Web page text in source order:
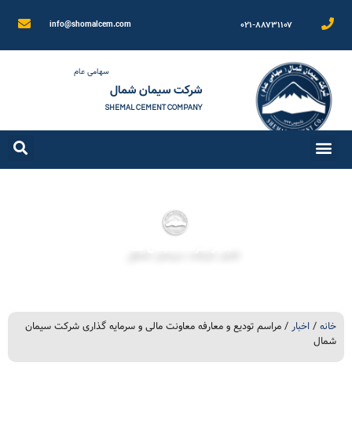
۰۲۱-۸۸۷۳۱۱۰۷ info@shomalcem.com
سهامی عام
شرکت سیمان شمال
SHEMAL CEMENT COMPANY
خانه / اخبار / مراسم تودیع و معارفه معاونت مالی و سرمایه گذاری شرکت سیمان
شمال